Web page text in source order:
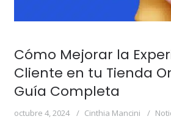
Cómo Mejorar la
Cliente en tu Tienda
Guía Completa
octubre 4, 2024 Cinthia Mancini